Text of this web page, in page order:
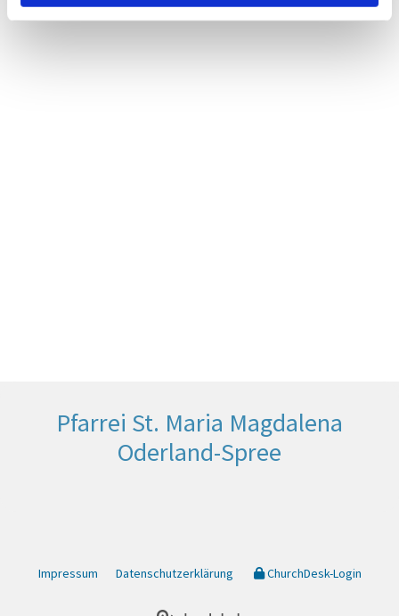
Pfarrei St. Maria Magdalena
Oderland-Spree
Impressum Datenschutzerklärung ChurchDesk-Login